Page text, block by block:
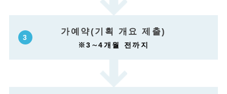
가예약(기획 개요 제출)
※3∼4개월 전까지